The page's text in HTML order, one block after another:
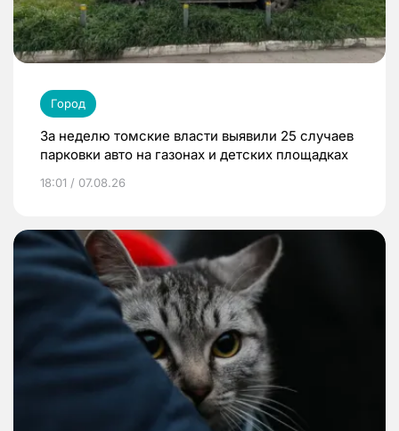
Город
За неделю томские власти выявили 25 случаев
парковки авто на газонах и детских площадках
18:01 / 07.08.26